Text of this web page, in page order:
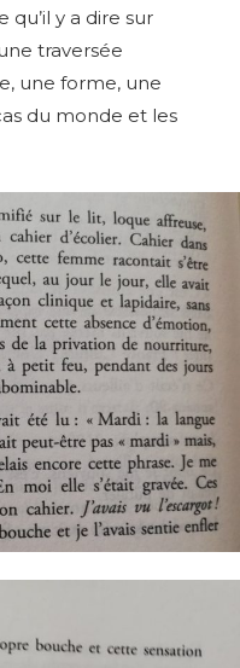
qu’il y a dire sur
traversée
une forme, une
du monde et les